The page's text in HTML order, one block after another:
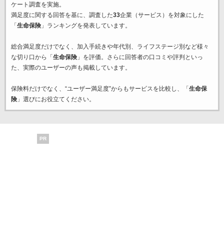
ケート調査を実施。
満足度に関する回答を基に、調査した33企業（サービス）を対象にした
「生命保険」ランキングを発表しています。
総合満足度だけでなく、加入手続きや年代別、ライフステージ別など様々
な切り口から「生命保険」を評価。さらに回答者の口コミや評判といっ
た、実際のユーザーの声も掲載しています。
保険料だけでなく、“ユーザー満足度”からもサービスを比較し、「生命保
険」選びにお役立てください。
PR